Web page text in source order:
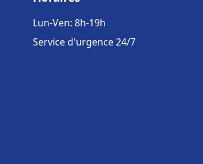
Lun-Ven: 8h-19h
Service d'urgence 24/7